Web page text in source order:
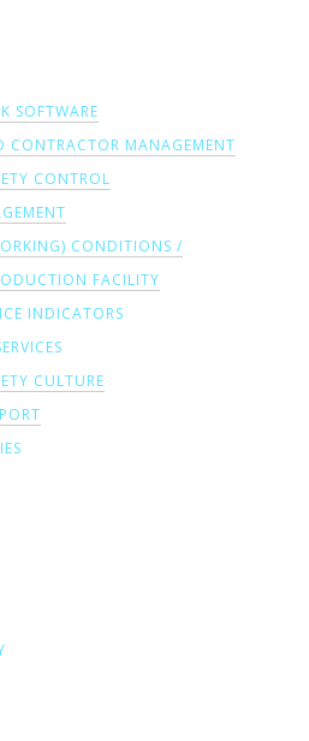
SOFTWARE
CONTRACTOR MANAGEMENT
CONTROL
CONDITIONS /
FACILITY
INDICATORS
CULTURE